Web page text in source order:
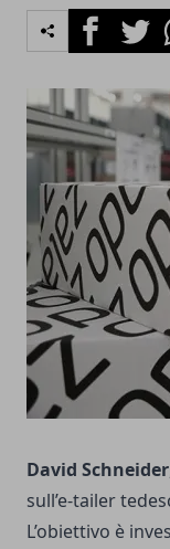
FacebookTwitter
David Schneider
sull’e-tailer
L’obiettivo è